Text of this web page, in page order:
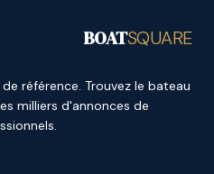
BOATSQUARE
référence. Trouvez le bateau
milliers d'annonces de